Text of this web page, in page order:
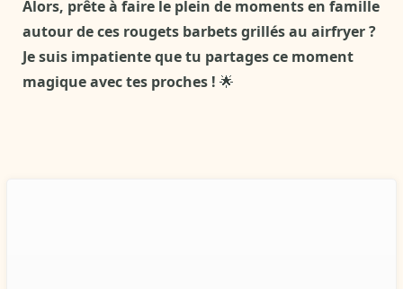
Alors, prête à faire le plein de moments en famille
autour de ces rougets barbets grillés au airfryer ?
Je suis impatiente que tu partages ce moment
magique avec tes proches ! 🌟